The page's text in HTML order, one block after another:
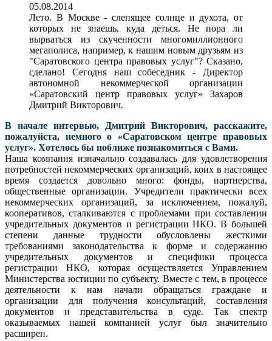
05.08.2014
Лето. В Москве - слепящее солнце и духота, от
которых не знаешь, куда деться. Не пора ли
вырваться из скученности многомиллионного
мегаполиса, например, к нашим новым друзьям из
"Саратовского центра правовых услуг"? Сказано,
сделано! Сегодня наш собеседник - Директор
автономной некоммерческой организации
«Саратовский центр правовых услуг» Захаров
Дмитрий Викторович.
В начале интервью, Дмитрий Викторович, расскажите,
пожалуйста, немного о «Саратовском центре правовых
услуг». Хотелось бы поближе познакомиться с Вами.
Наша компания изначально создавалась для удовлетворения
потребностей некоммерческих организаций, коих в настоящее
время создается довольно много: фонды, партнерства,
общественные организации. Учредители практически всех
некоммерческих организаций, за исключением, пожалуй,
кооперативов, сталкиваются с проблемами при составлении
учредительных документов и регистрации НКО. В большей
степени данные трудности обусловлены жесткими
требованиями законодательства к форме и содержанию
учредительных документов и специфики процесса
регистрации НКО, которая осуществляется Управлением
Министерства юстиции по субъекту. Вместе с тем, в процессе
деятельности к нам начали обращаться граждане и
организации для получения консультаций, составления
документов и представительства в суде. Так спектр
оказываемых нашей компанией услуг был значительно
расширен.